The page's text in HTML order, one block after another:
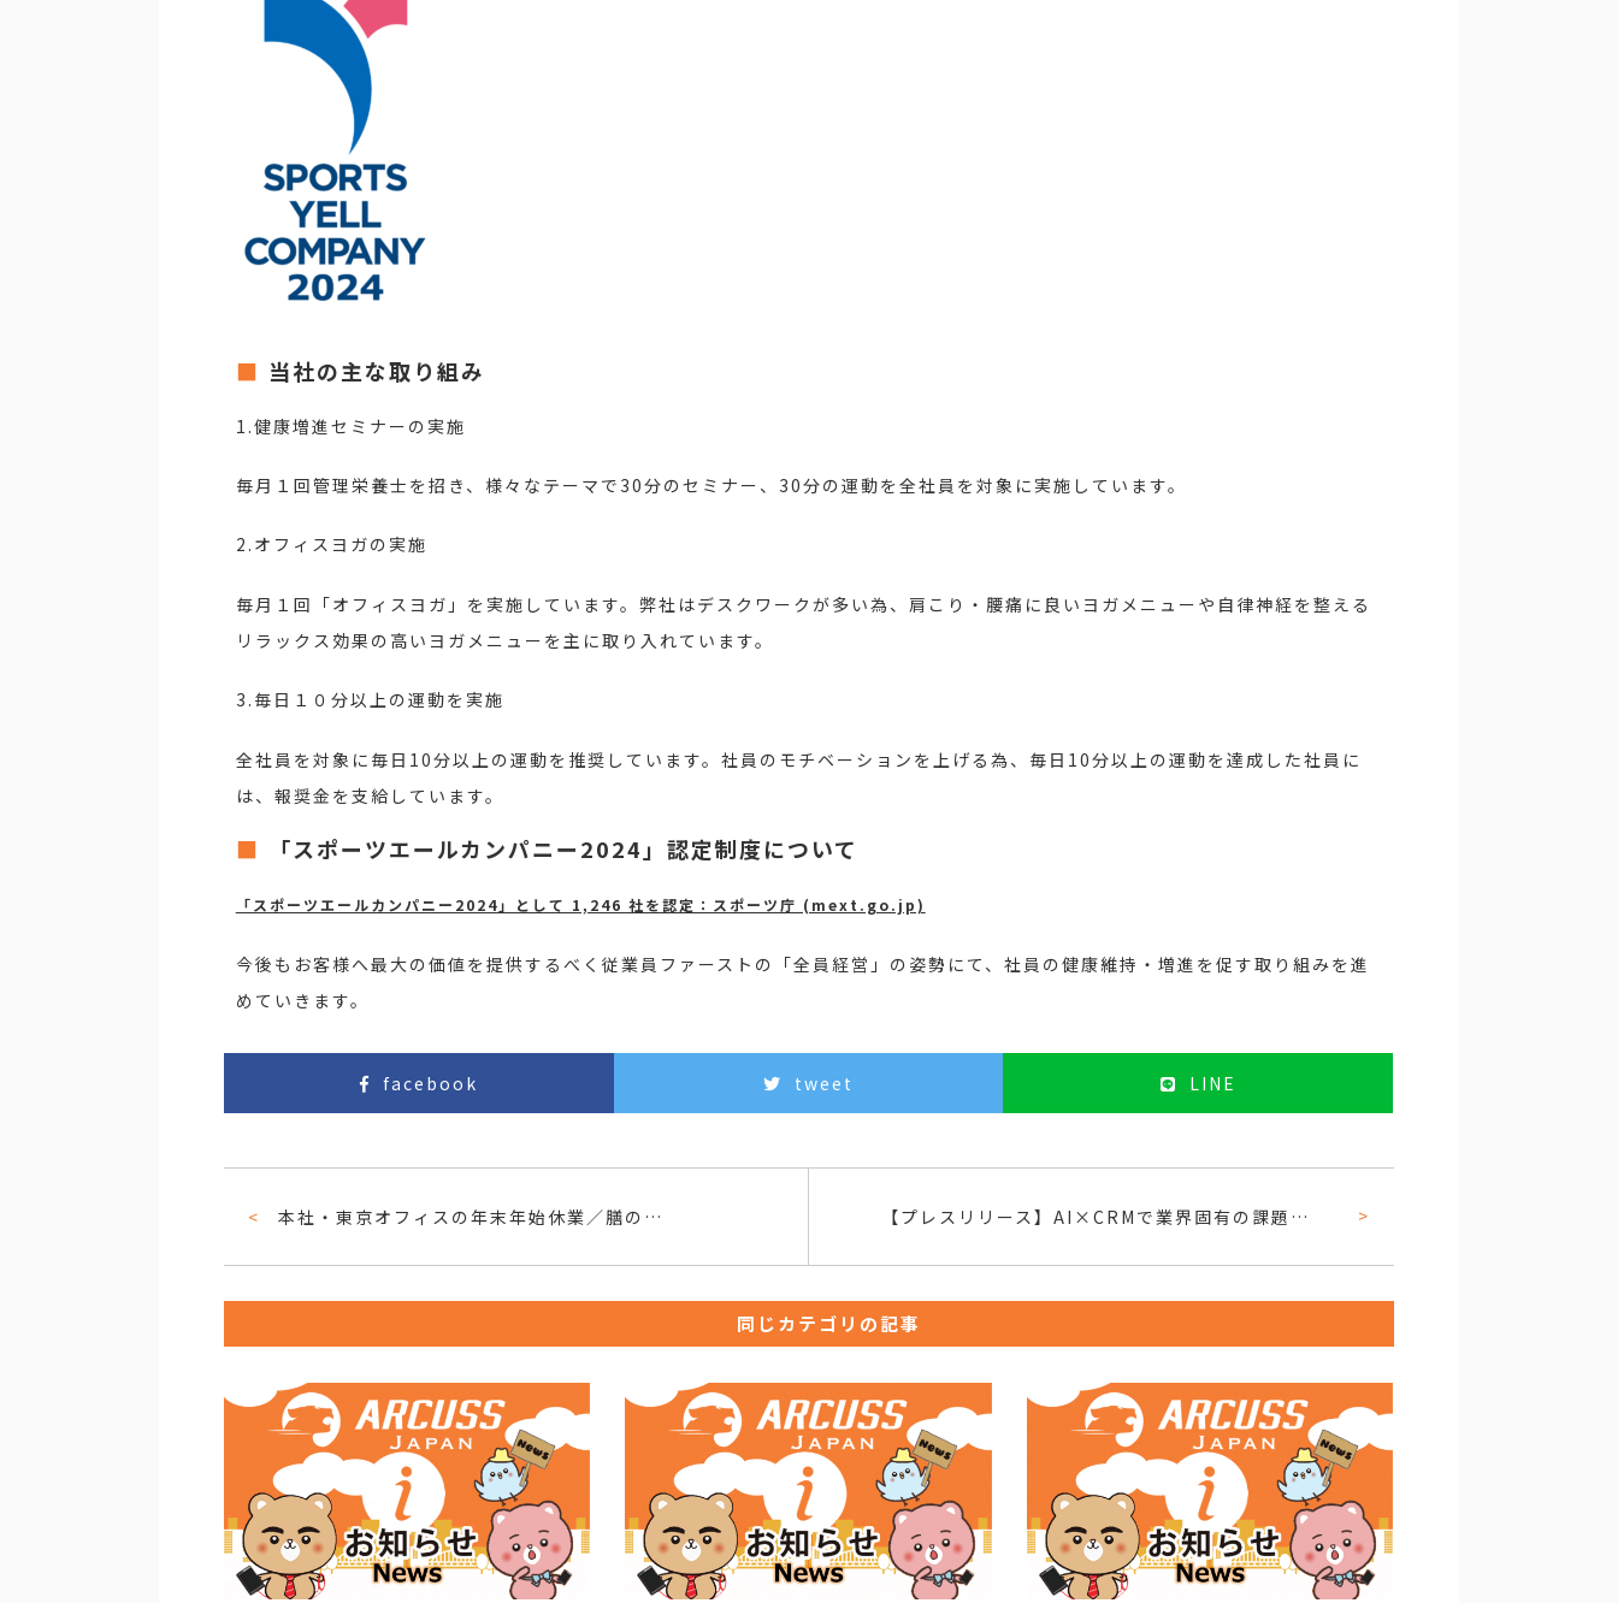
当社の主な取り組み
1.健康増進セミナーの実施
毎月１回管理栄養士を招き、様々なテーマで30分のセミナー、30分の運動を全社員を対象に実施しています。
2.オフィスヨガの実施
毎月１回「オフィスヨガ」を実施しています。弊社はデスクワークが多い為、肩こり・腰痛に良いヨガメニューや自律神経を整える
リラックス効果の高いヨガメニューを主に取り入れています。
3.毎日１０分以上の運動を実施
全社員を対象に毎日10分以上の運動を推奨しています。社員のモチベーションを上げる為、毎日10分以上の運動を達成した社員に
は、報奨金を支給しています。
「スポーツエールカンパニー2024」認定制度について
「スポーツエールカンパニー2024」として 1,246 社を認定：スポーツ庁 (mext.go.jp)
今後もお客様へ最大の価値を提供するべく従業員ファーストの「全員経営」の姿勢にて、社員の健康維持・増進を促す取り組みを進
めていきます。
facebook tweet LINE
本社・東京オフィスの年末年始休業／膳の年末年始営業時間のお知らせ 【プレスリリース】AI×CRMで業界固有の課題に応える不動産ソリューションMicrosoft Copilotを有効活用する不動産業界向けCRMを提供しています
同じカテゴリの記事